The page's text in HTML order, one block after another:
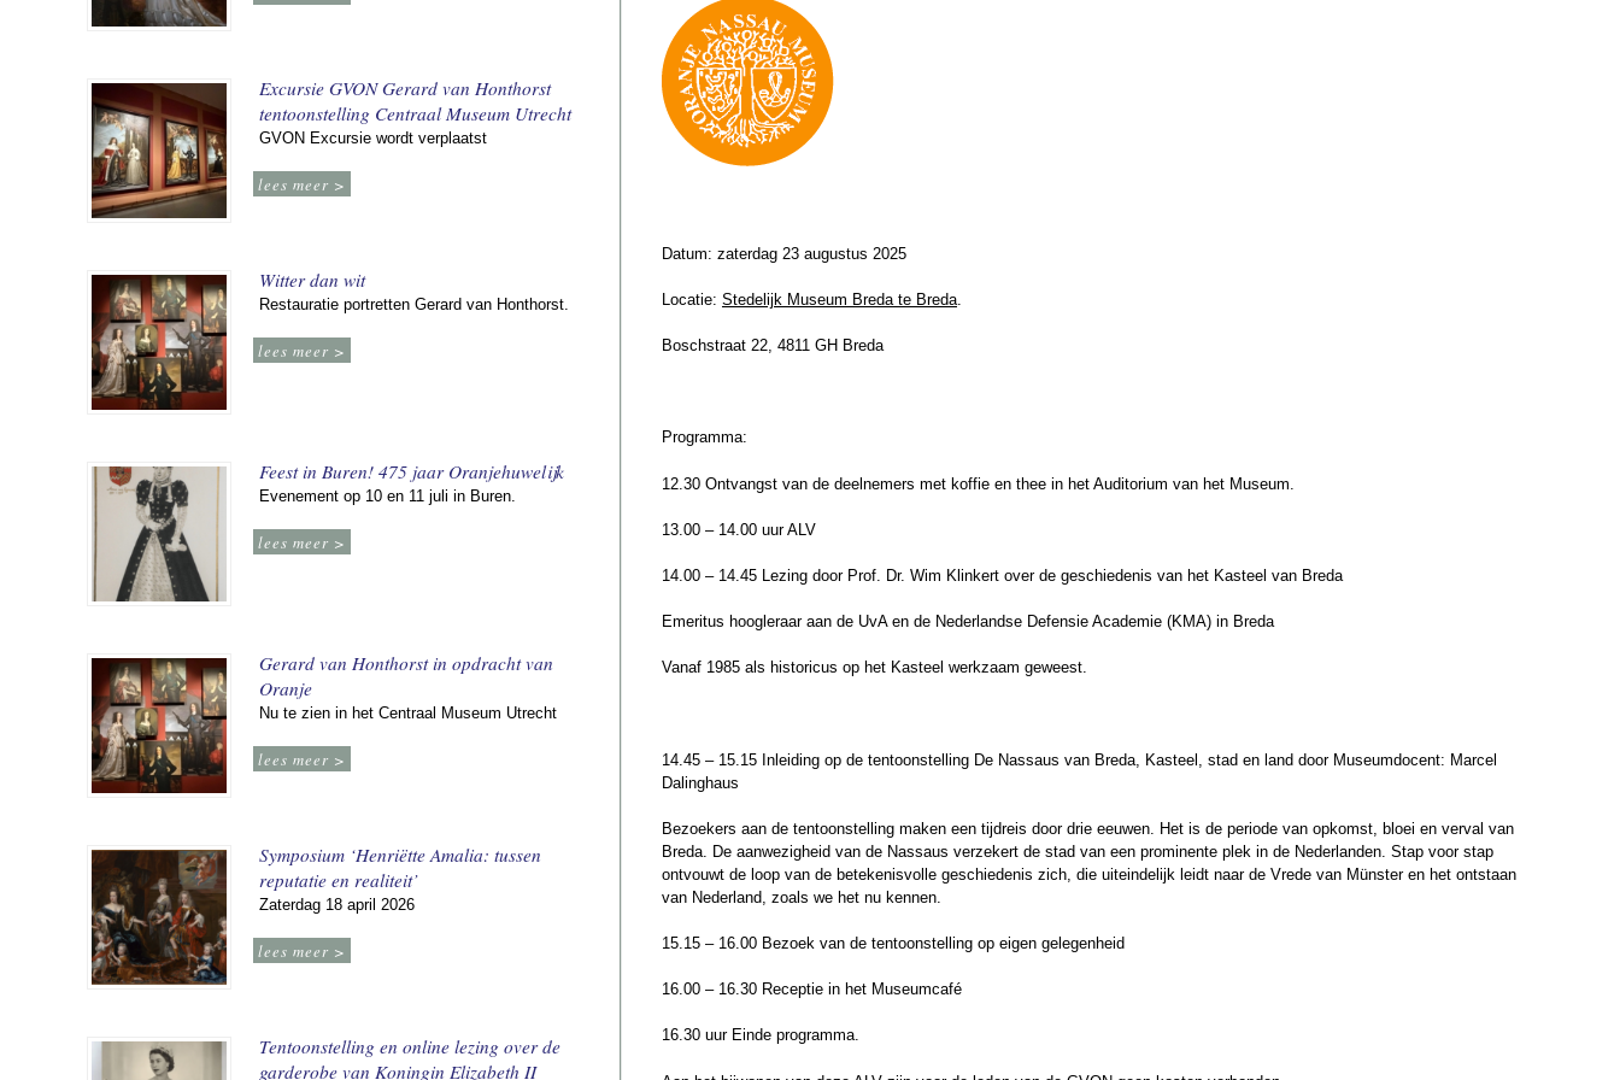
Excursie GVON Gerard van Honthorst
tentoonstelling Centraal Museum Utrecht
GVON Excursie wordt verplaatst
lees meer >
Witter dan wit
Restauratie portretten Gerard van Honthorst.
lees meer >
Feest in Buren! 475 jaar Oranjehuwelijk
Evenement op 10 en 11 juli in Buren.
lees meer >
Gerard van Honthorst in opdracht van
Oranje
Nu te zien in het Centraal Museum Utrecht
lees meer >
Symposium ‘Henriëtte Amalia: tussen
reputatie en realiteit’
Zaterdag 18 april 2026
lees meer >
Tentoonstelling en online lezing over de
garderobe van Koningin Elizabeth II
Datum: zaterdag 23 augustus 2025
Locatie: Stedelijk Museum Breda te Breda
Boschstraat 22, 4811 GH Breda
Programma:
12.30 Ontvangst van de deelnemers met koffie en thee in het Auditorium van het Museum.
13.00 – 14.00 uur ALV
14.00 – 14.45 Lezing door Prof. Dr. Wim Klinkert over de geschiedenis van het Kasteel van Breda
Emeritus hoogleraar aan de UvA en de Nederlandse Defensie Academie (KMA) in Breda
Vanaf 1985 als historicus op het Kasteel werkzaam geweest.
14.45 – 15.15 Inleiding op de tentoonstelling De Nassaus van Breda, Kasteel, stad en land door Museumdocent: Marcel
Dalinghaus
Bezoekers aan de tentoonstelling maken een tijdreis door drie eeuwen. Het is de periode van opkomst, bloei en verval van
Breda. De aanwezigheid van de Nassaus verzekert de stad van een prominente plek in de Nederlanden. Stap voor stap
ontvouwt de loop van de betekenisvolle geschiedenis zich, die uiteindelijk leidt naar de Vrede van Münster en het ontstaan
van Nederland, zoals we het nu kennen.
15.15 – 16.00 Bezoek van de tentoonstelling op eigen gelegenheid
16.00 – 16.30 Receptie in het Museumcafé
16.30 uur Einde programma.